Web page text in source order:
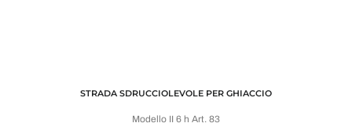
STRADA SDRUCCIOLEVOLE PER GHIACCIO
Modello II 6 h Art. 83